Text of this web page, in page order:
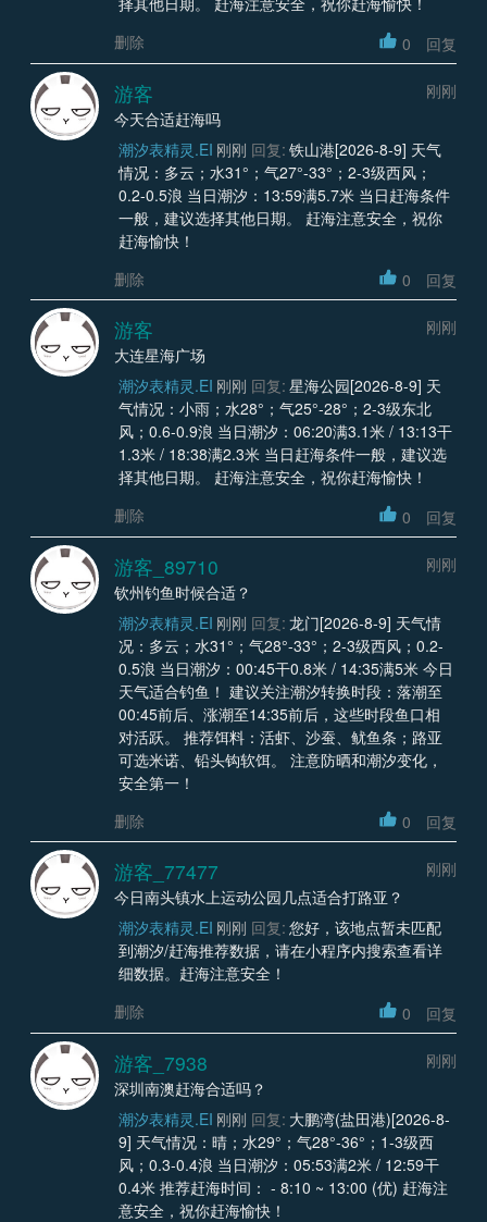
删除
0 回复
游客
刚刚
今天合适赶海吗
潮汐表精灵.EI 刚刚 回复: 铁山港[2026-8-9] 天气
情况：多云；水31°；气27°-33°；2-3级西风；
0.2-0.5浪 当日潮汐：13:59满5.7米 当日赶海条件
一般，建议选择其他日期。 赶海注意安全，祝你
赶海愉快！
删除
0 回复
游客
刚刚
大连星海广场
潮汐表精灵.EI 刚刚 回复: 星海公园[2026-8-9] 天
气情况：小雨；水28°；气25°-28°；2-3级东北
风；0.6-0.9浪 当日潮汐：06:20满3.1米 / 13:13干
1.3米 / 18:38满2.3米 当日赶海条件一般，建议选
择其他日期。 赶海注意安全，祝你赶海愉快！
删除
0 回复
游客_89710
刚刚
钦州钓鱼时候合适？
潮汐表精灵.EI 刚刚 回复: 龙门[2026-8-9] 天气情
况：多云；水31°；气28°-33°；2-3级西风；0.2-
0.5浪 当日潮汐：00:45干0.8米 / 14:35满5米 今日
天气适合钓鱼！ 建议关注潮汐转换时段：落潮至
00:45前后、涨潮至14:35前后，这些时段鱼口相
对活跃。 推荐饵料：活虾、沙蚕、鱿鱼条；路亚
可选米诺、铅头钩软饵。 注意防晒和潮汐变化，
安全第一！
删除
0 回复
游客_77477
刚刚
今日南头镇水上运动公园几点适合打路亚？
潮汐表精灵.EI 刚刚 回复: 您好，该地点暂未匹配
到潮汐/赶海推荐数据，请在小程序内搜索查看详
细数据。赶海注意安全！
删除
0 回复
游客_7938
刚刚
深圳南澳赶海合适吗？
潮汐表精灵.EI 刚刚 回复: 大鹏湾(盐田港)[2026-8-
9] 天气情况：晴；水29°；气28°-36°；1-3级西
风；0.3-0.4浪 当日潮汐：05:53满2米 / 12:59干
0.4米 推荐赶海时间： - 8:10 ~ 13:00 (优) 赶海注
意安全，祝你赶海愉快！